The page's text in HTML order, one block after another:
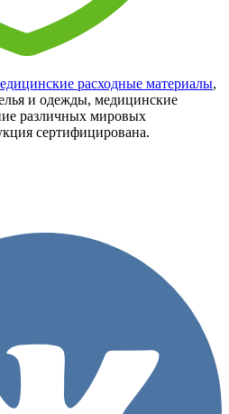
расходные материалы,
и одежды, медицинские
различных мировых
сертифицирована.